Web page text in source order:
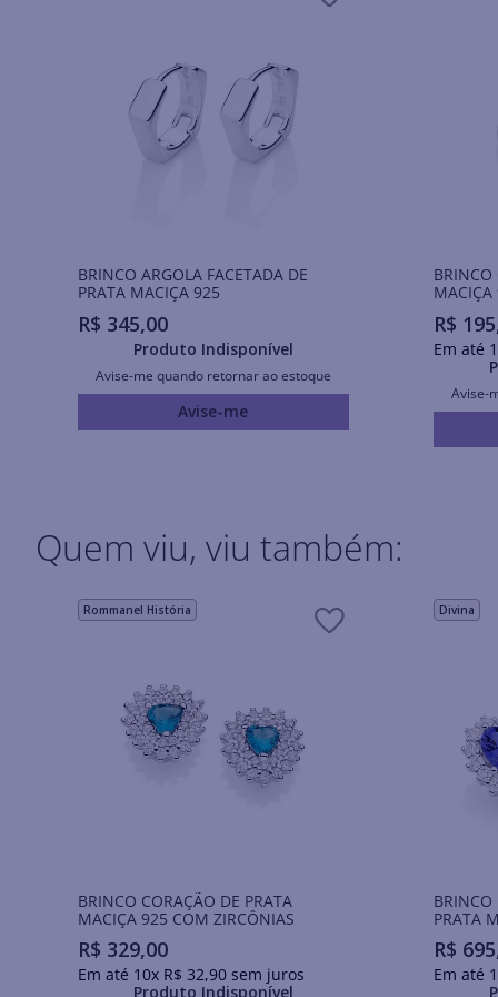
BRINCO ARGOLA FACETADA DE
PRATA MACIÇA 925
R$ 345,00
Produto Indisponível
Avise-me quando retornar ao estoque
Avise-me
BRINCO
MACIÇA
R$ 195
Em até
Avise-
Quem viu, viu também:
Rommanel História
BRINCO CORAÇÃO DE PRATA
MACIÇA 925 COM ZIRCÔNIAS
R$ 329,00
Em até 10x R$ 32,90sem juros
Produto Indisponível
Divina
BRINCO
PRATA
R$ 695
Em até